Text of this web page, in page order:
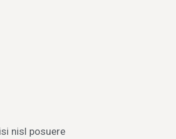
nisl posuere